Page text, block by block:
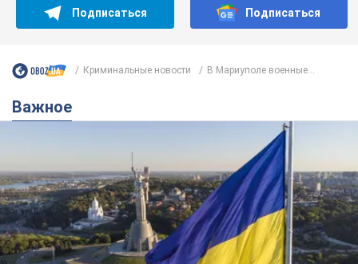
Подписаться Подписаться
Криминальные новости В Мариуполе военные...
Важное